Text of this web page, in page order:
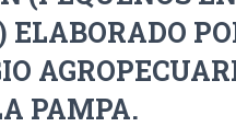
ELABORADO
PAMPA.